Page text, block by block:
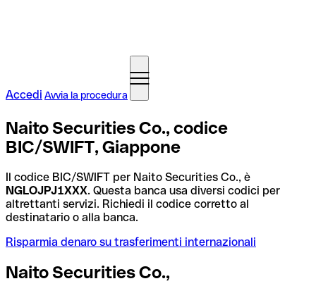
Accedi Avvia la procedura
Naito Securities Co., codice
BIC/SWIFT, Giappone
Il codice BIC/SWIFT per Naito Securities Co., è
NGLOJPJ1XXX. Questa banca usa diversi codici per
altrettanti servizi. Richiedi il codice corretto al
destinatario o alla banca.
Risparmia denaro su trasferimenti internazionali
Naito Securities Co.,